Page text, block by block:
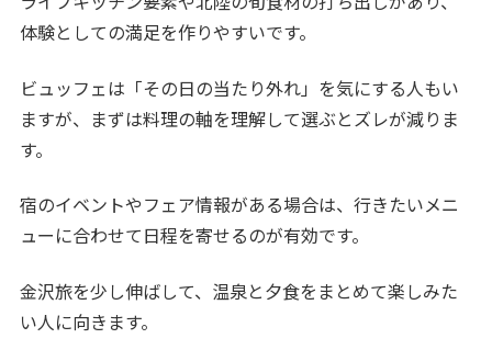
体験としての満足を作りやすいです。
ビュッフェは「その日の当たり外れ」を気にする人もい
ますが、まずは料理の軸を理解して選ぶとズレが減りま
す。
宿のイベントやフェア情報がある場合は、行きたいメニ
ューに合わせて日程を寄せるのが有効です。
金沢旅を少し伸ばして、温泉と夕食をまとめて楽しみた
い人に向きます。